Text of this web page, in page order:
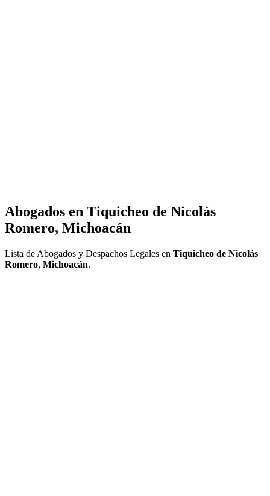
Abogados en Tiquicheo de Nicolás
Romero, Michoacán
Lista de Abogados y Despachos Legales en Tiquicheo de Nicolás
Romero, Michoacán.